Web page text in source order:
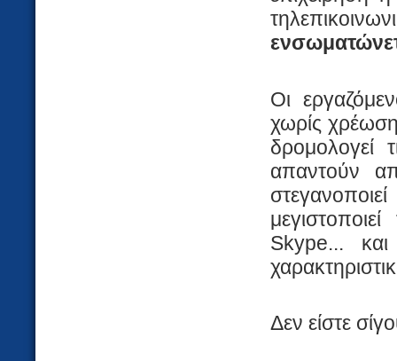
Οι
χωρίς
δρομολογεί
απαντούν
Skype...
Δεν είστε